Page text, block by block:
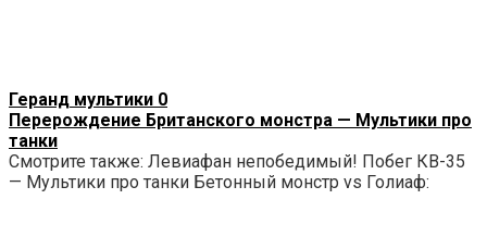
Геранд мультики 0
Перерождение Британского монстра — Мультики про
танки
Смотрите также: Левиафан непобедимый! Побег КВ-35
— Мультики про танки Бетонный монстр vs Голиаф: